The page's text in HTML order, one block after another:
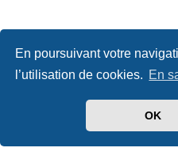
En poursuivant votre
l’utilisation de cookies. En
OK